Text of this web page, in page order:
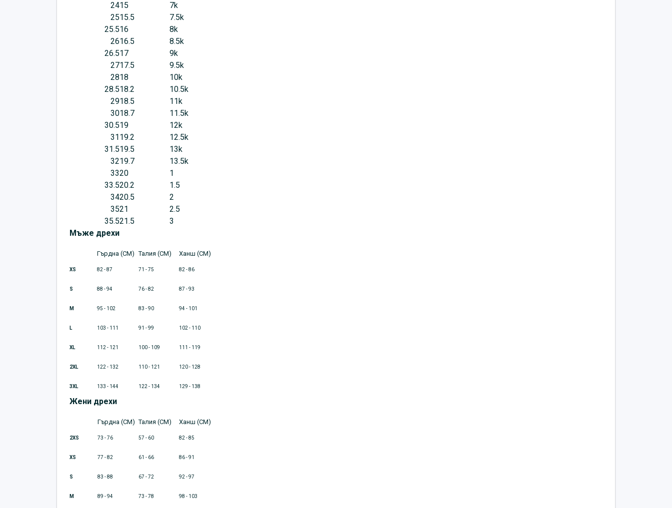
2415
7k
2515.5
7.5k
25.516
8k
2616.5
8.5k
26.517
9k
2717.5
9.5k
2818
10k
28.518.2
10.5k
2918.5
11k
3018.7
11.5k
30.519
12k
31 19.2
12.5k
31.519.5
13k
3219.7
13.5k
3320
1
33.520.2
1.5
3420.5
2
3521
2.5
35.521.5
3
Мъже дрехи
Гърдна (CM) Талия (CM) Ханш (CM)
XS 82 - 87 71 - 75 82 - 86
S 88 - 94 76 - 82 87 - 93
M 95 - 102 83 - 90 94 - 101
L 103 - 111 91 - 99 102 - 110
XL 112 - 121 100 - 109 111 - 119
2XL 122 - 132 110 - 121 120 - 128
3XL 133 - 144 122 - 134 129 - 138
Жени дрехи
Гърдна (CM) Талия (CM) Ханш (CM)
2XS 73 - 76 57 - 60 82 - 85
XS 77 - 82 61 - 66 86 - 91
S 83 - 88 67 - 72 92 - 97
M 89 - 94 73 - 78 98 - 103